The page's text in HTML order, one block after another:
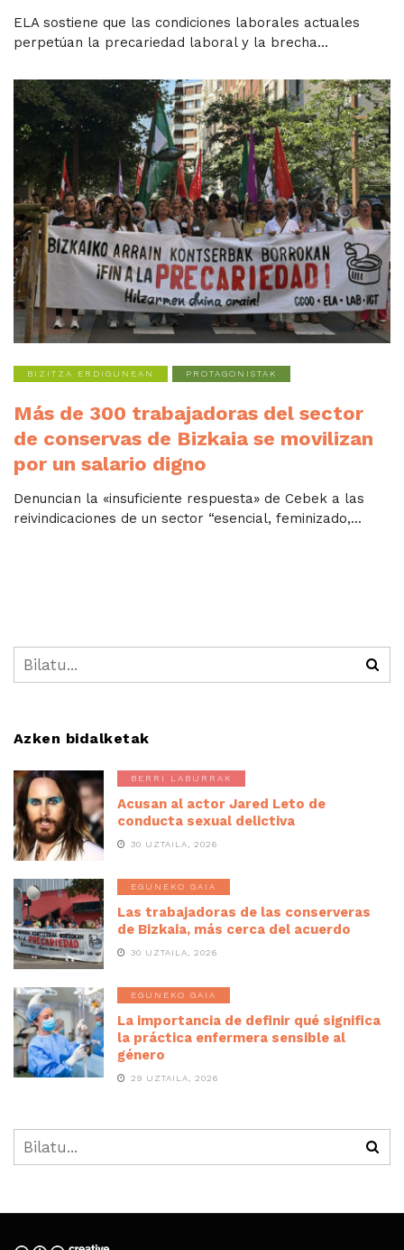
ELA sostiene que las condiciones laborales actuales
perpetúan la precariedad laboral y la brecha...
BIZITZA ERDIGUNEAN PROTAGONISTAK
Más de 300 trabajadoras del sector
de conservas de Bizkaia se movilizan
por un salario digno
Denuncian la «insuficiente respuesta» de Cebek a las
reivindicaciones de un sector “esencial, feminizado,...
Azken bidalketak
BERRI LABURRAK
Acusan al actor Jared Leto de
conducta sexual delictiva
30 UZTAILA, 2026
EGUNEKO GAIA
Las trabajadoras de las conserveras
de Bizkaia, más cerca del acuerdo
30 UZTAILA, 2026
EGUNEKO GAIA
La importancia de definir qué significa
la práctica enfermera sensible al
género
29 UZTAILA, 2026